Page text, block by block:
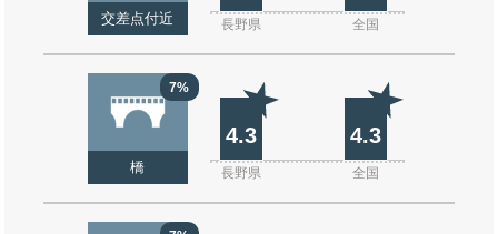
交差点付近 長野県 全国
7%
橋
4.3 4.3
長野県 全国